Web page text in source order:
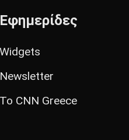
Εφημερίδες
Widgets
Newsletter
Το CNN Greece